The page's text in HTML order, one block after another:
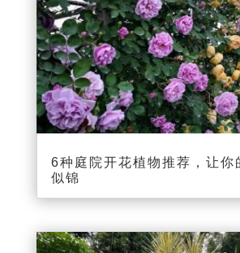
6种庭院开花植物推荐，让你
似锦